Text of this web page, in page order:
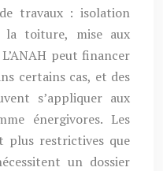
travaux : isolation
la toiture, mise aux
peut financer
certains cas, et des
s’appliquer aux
énergivores. Les
plus restrictives que
un dossier